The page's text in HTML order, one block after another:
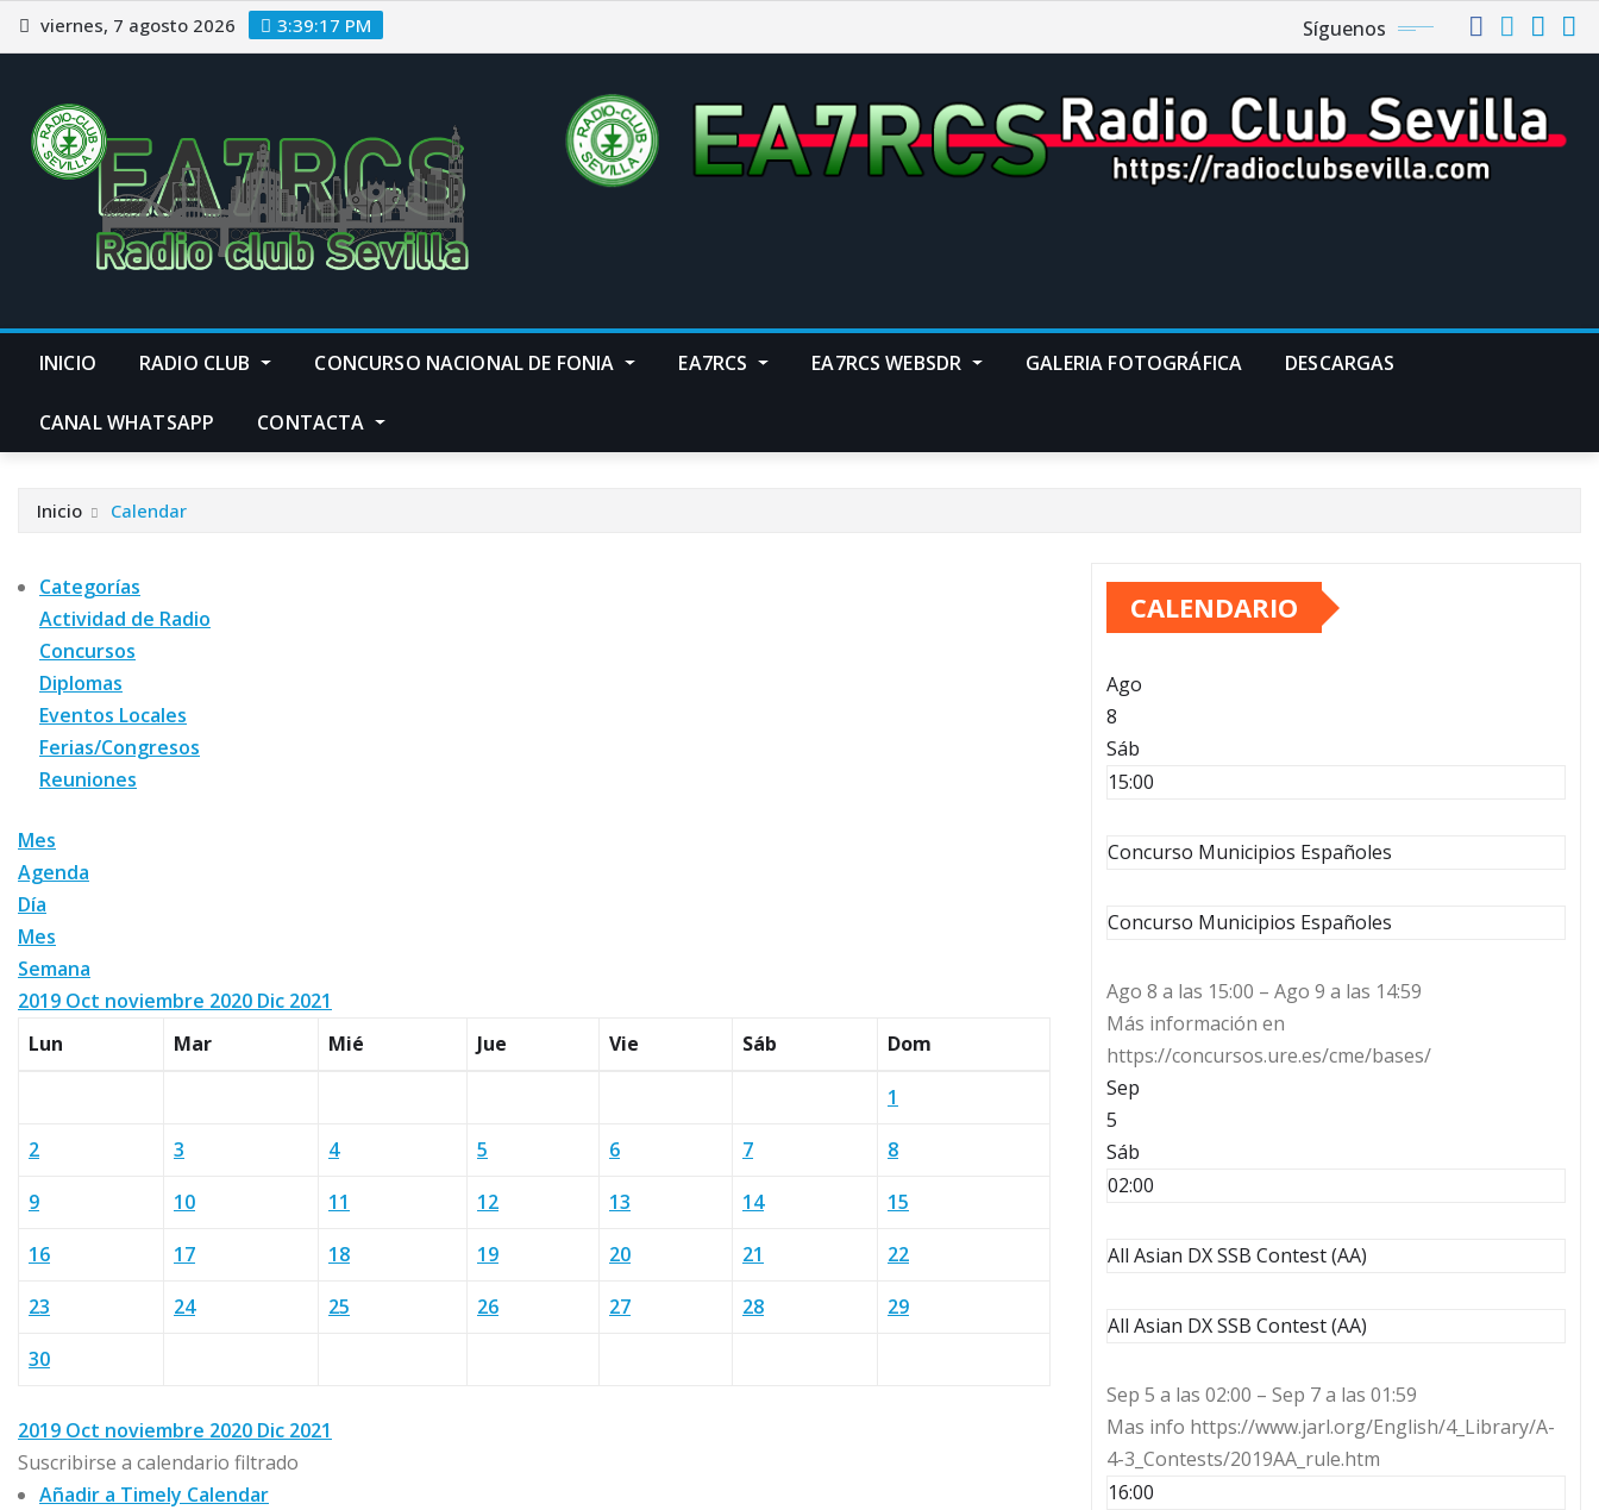
Saltar
al
viernes, 7 agosto 2026 3:39:18 PM Síguenos
INICIO RADIO CLUB CONCURSO NACIONAL DE FONIA EA7RCS EA7RCS WEBSDR GALERIA FOTOGRÁFICA DESCARGAS
CANAL WHATSAPP CONTACTA
Inicio Calendar
Categorías
Actividad de Radio
Concursos
Diplomas
Eventos Locales
Ferias/Congresos
Reuniones
Mes
Agenda
Día
Mes
Semana
2019 Oct noviembre 2020 Dic 2021
Lun
Mar Mié Jue Vie Sáb Dom
1
2
3 4 5 6 7
8
9
10 11 12 13 14
15
16
17 18 19 20 21
22
23
24 25 26 27 28
29
30
2019 Oct noviembre 2020 Dic 2021
Suscribirse a calendario filtrado
Añadir a Timely Calendar
CALENDARIO
Ago
8
Sáb
15:00
Concurso Municipios Españoles
Concurso Municipios Españoles
Ago 8 a las 15:00 – Ago 9 a las 14:59
Más información en
https://concursos.ure.es/cme/bases/
Sep
5
Sáb
02:00
All Asian DX SSB Contest (AA)
All Asian DX SSB Contest (AA)
Sep 5 a las 02:00 – Sep 7 a las 01:59
Mas info https://www.jarl.org/English/4_Library/A-
4-3_Contests/2019AA_rule.htm
16:00